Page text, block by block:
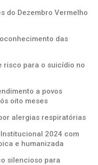
do Dezembro Vermelho
das
risco para o suicídio no
a povos
oito meses
alergias respiratórias
2024 com
e humanizada
silencioso para